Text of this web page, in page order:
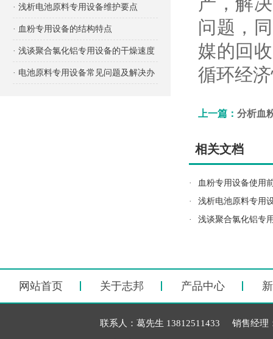
项有哪些？
· 浅析电池原料专用设备维护要点
· 血粉专用设备的结构特点
· 浅谈聚合氯化铝专用设备的干燥速度
· 电池原料专用设备常见问题及解决办
问题，
媒的回
循环经
上一篇： 分析血
相关文档
·
血粉专用设备使用
·
浅析电池原料专用
·
浅谈聚合氯化铝专
网站首页 关于志邦 产品中心
联系人：葛先生 13812511433 销售经理